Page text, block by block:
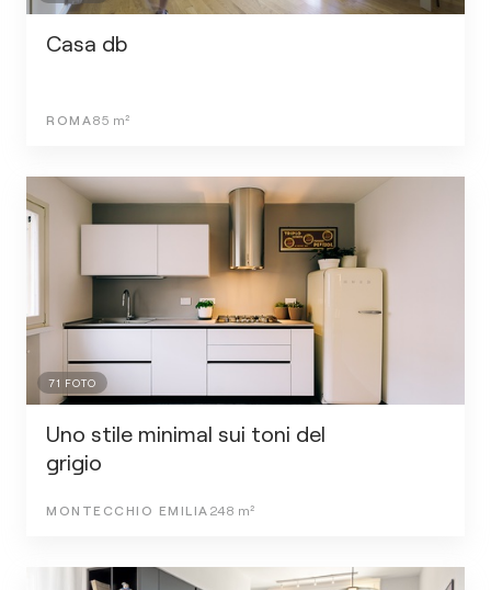
Casa db
ROMA 85 m²
71 FOTO
Uno stile minimal sui toni del
grigio
MONTECCHIO EMILIA 248 m²